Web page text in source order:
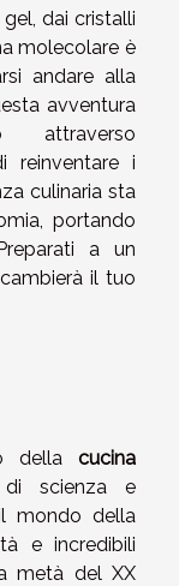
dai cristalli
molecolare è
andare alla
avventura
attraverso
reinventare i
culinaria sta
portando
a un
il tuo
della cucina
scienza e
mondo della
e incredibili
metà del XX